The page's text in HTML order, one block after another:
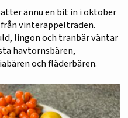
vinteräppelträden.
lingon och tranbär väntar
havtornsbären,
och fläderbären.